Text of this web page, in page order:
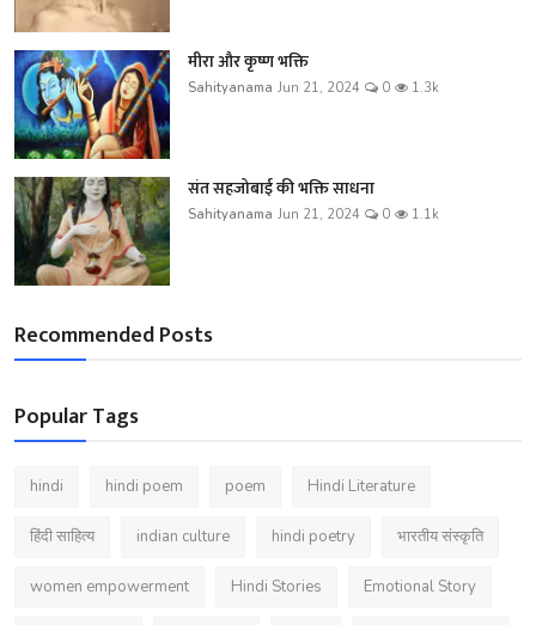
मीरा और कृष्ण भक्ति
Sahityanama Jun 21, 2024 0 1.3k
संत सहजोबाई की भक्ति साधना
Sahityanama Jun 21, 2024 0 1.1k
Recommended Posts
Popular Tags
hindi hindi poem poem Hindi Literature
हिंदी साहित्य indian culture hindi poetry भारतीय संस्कृति
women empowerment Hindi Stories Emotional Story